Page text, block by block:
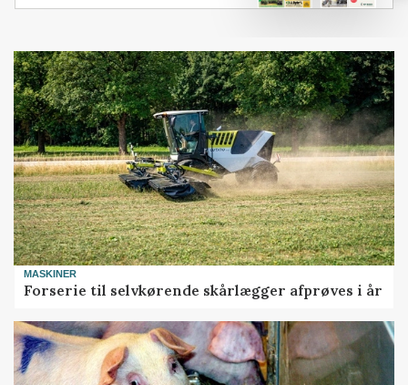
MASKINER
Forserie til selvkørende skårlægger afprøves i år